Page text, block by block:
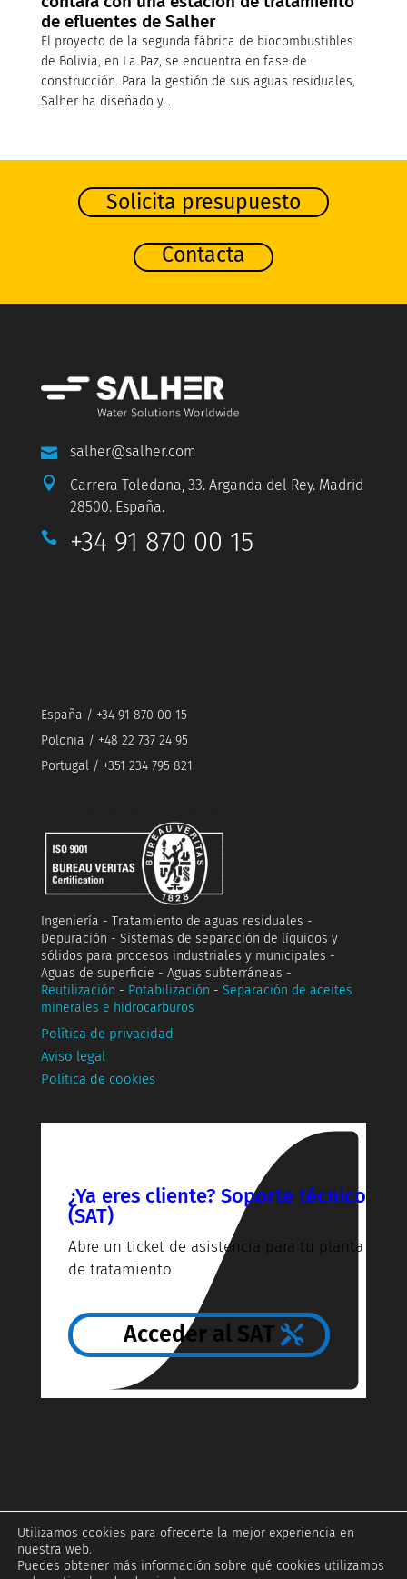
de efluentes de Salher
El proyecto de la segunda fábrica de biocombustibles
de Bolivia, en La Paz, se encuentra en fase de
construcción. Para la gestión de sus aguas residuales,
Salher ha diseñado y...
Solicita presupuesto
Contacta
 salher@salher.com

Carrera Toledana, 33. Arganda del Rey. Madrid
28500. España.
 +34 91 870 00 15
España / +34 91 870 00 15
Polonia / +48 22 737 24 95
Portugal / +351 234 795 821
Ingeniería - Tratamiento de aguas residuales -
Depuración - Sistemas de separación de líquidos y
sólidos para procesos industriales y municipales -
Aguas de superficie - Aguas subterráneas -
Reutilización - Potabilización - Separación de aceites
minerales e hidrocarburos
Política de privacidad
Aviso legal
Política de cookies
¿Ya eres cliente? Soporte técnico
(SAT)
Abre un ticket de asistencia para tu planta
de tratamiento
Acceder al SAT
Utilizamos cookies para ofrecerte la mejor experiencia en
nuestra web.
Puedes obtener más información sobre qué cookies utilizamos